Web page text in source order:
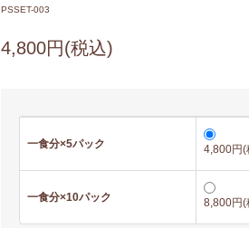
PSSET-003
4,800円(税込)
一食分×5パック 4,800円(
一食分×10パック 8,800円(